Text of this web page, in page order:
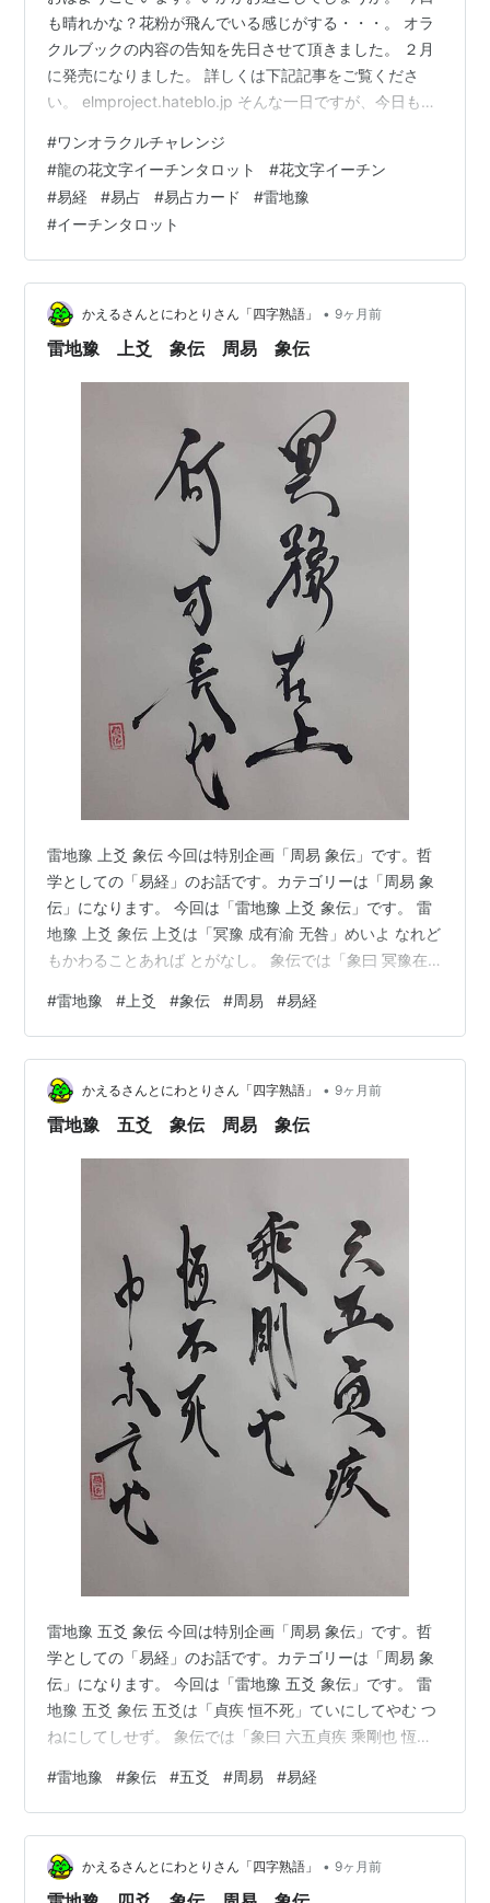
も晴れかな？花粉が飛んでいる感じがする・・・。 オラ
クルブックの内容の告知を先日させて頂きました。 ２月
に発売になりました。 詳しくは下記記事をご覧くださ
い。 elmproject.hateblo.jp そんな一日ですが、今日もワ
ンジとは？ 「ワンオラクル」というタロットカードの占
い方で、 毎日の運勢を占っているので「ワンオラクルチ
ャレンジ」と名付けました！ イーチンタロットカード
（易占カード）「龍の花文字I-ChingTarot」で毎朝占って
ます。 下の写真が本日実際に占ったカードです。 …
#ワンオラクルチャレンジ
#龍の花文字イーチンタロット #花文字イーチン
#易経 #易占 #易占カード #雷地豫
#イーチンタロット
かえるさんとにわとりさん「四字熟語」 • 9ヶ月前
雷地豫 上爻 象伝 周易 象伝
雷地豫 上爻 象伝 今回は特別企画「周易 象伝」です。哲
学としての「易経」のお話です。カテゴリーは「周易 象
伝」になります。 今回は「雷地豫 上爻 象伝」です。 雷
地豫 上爻 象伝 上爻は「冥豫 成有渝 无咎」めいよ なれど
もかわることあれば とがなし。 象伝では「象曰 冥豫在
ぞながかるべけんや。 どういうこと？ 「冥」は「暗い」
「愚か」と言う意味もありますが「神仏の力」「生まれ
変わる」などと言う意味もあります。 幅が広いな。 「上
爻」は比しても応じてもいません、しかし「陰位」に
「陰」で位は正しいので、自らの「愚かさ」を改めるこ
#雷地豫 # 上爻 #象伝 #周易 #易経
かえるさんとにわとりさん「四字熟語」 • 9ヶ月前
雷地豫 五爻 象伝 周易 象伝
雷地豫 五爻 象伝 今回は特別企画「周易 象伝」です。哲
学としての「易経」のお話です。カテゴリーは「周易 象
伝」になります。 今回は「雷地豫 五爻 象伝」です。 雷
地豫 五爻 象伝 五爻は「貞疾 恒不死」ていにしてやむ つ
ねにしてしせず。 象伝では「象曰 六五貞疾 乘剛也 恆不
ごうにのればなり つねにしせず ちゅういまだほろびざれ
ばなり。 「五爻」は尊位であり、君主とも言える位です
が「雷地豫」では明らかに「四爻」のみが「陽」で強力
です。 とは言え君主であることに変わりはないので、ず
っと病で弱い状態ではあるが死にはしない、生まれ変わ
#雷地豫 #象伝 #五爻 #周易 #易経
かえるさんとにわとりさん「四字熟語」 • 9ヶ月前